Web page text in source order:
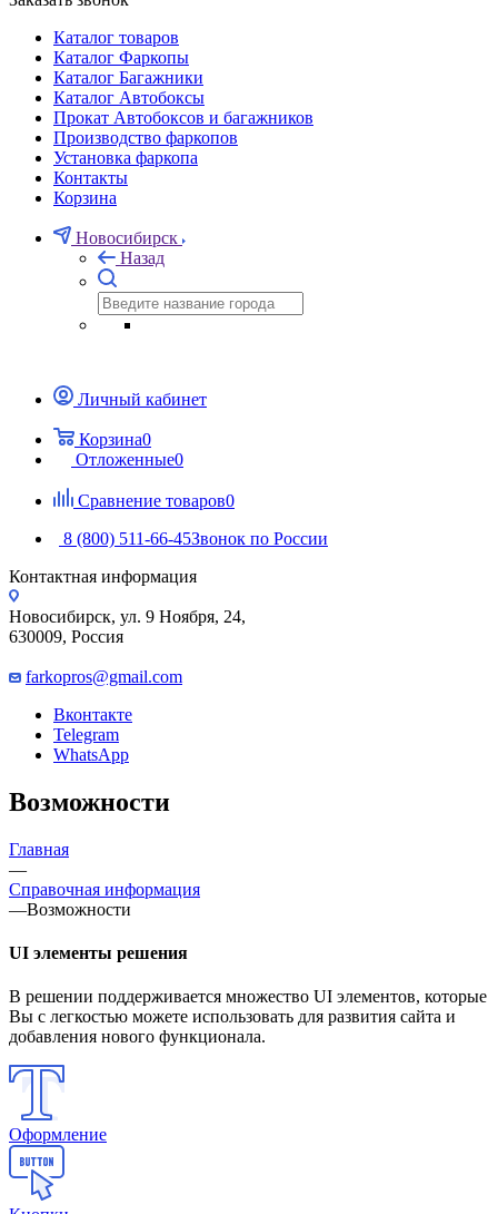
Каталог товаров
Каталог Фаркопы
Каталог Багажники
Каталог Автобоксы
Прокат Автобоксов и багажников
Производство фаркопов
Установка фаркопа
Контакты
Корзина
Новосибирск
Назад
Личный кабинет
Корзина0
Отложенные0
Сравнение товаров0
8 (800) 511-66-45Звонок по России
Контактная информация
Новосибирск, ул. 9 Ноября, 24,
630009, Россия
farkopros@gmail.com
Вконтакте
Telegram
WhatsApp
Возможности
Главная
—
Справочная информация
—Возможности
UI элементы решения
В решении поддерживается множество UI элементов, которые
Вы с легкостью можете использовать для развития сайта и
добавления нового функционала.
Оформление